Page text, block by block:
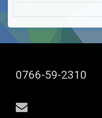
電話番号:
0766-59-2310
メールアドレス